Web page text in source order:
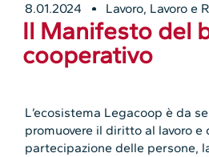
8.01.2024 Lavoro, Lavoro e
Il Manifesto del
cooperativo
L’ecosistema Legacoop è da
promuovere il diritto al lavoro e
partecipazione delle persone,